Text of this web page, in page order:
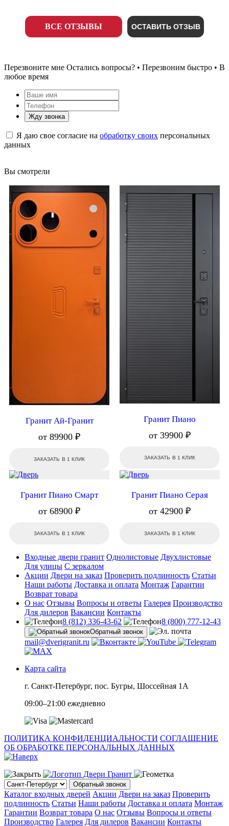
ВСЕ ОТЗЫВЫ ОСТАВИТЬ ОТЗЫВ
Перезвоните мне Остались вопросы? • Перезвоним быстро • В
любое время
Жду звонка
Я даю свое согласие на обработку своих персональных
данных
Вы смотрели
Гранит Ай-Гранит
от 89900 ₽
ЗАКАЗАТЬ В 1 КЛИК
Гранит Пиано
от 39900 ₽
ЗАКАЗАТЬ В 1 КЛИК
Гранит Пиано Смарт
от 68900 ₽
ЗАКАЗАТЬ В 1 КЛИК
Гранит Пиано Серая
от 42900 ₽
ЗАКАЗАТЬ В 1 КЛИК
Входные двери гранит Однолистовые Двухлистовые
Для улицы С зеркалом
Акции Двери на заказ Проверить подлинность Статьи
Наши работы Доставка и оплата Монтаж Гарантии
Возврат товара
О нас Отзывы Вопросы и ответы Галерея Производство
Для дилеров Вакансии Контакты
8 (812) 336-43-62
8 (800) 777-12-43
Обратный звонок
mail@dverigranit.ru
Карта сайта
г. Санкт-Петербург, пос. Бугры, Шоссейная 1А
09:00–21:00 ежедневно
ПОЛИТИКА КОНФИДЕНЦИАЛЬНОСТИ СОГЛАШЕНИЕ
ОБ ОБРАБОТКЕ ПЕРСОНАЛЬНЫХ ДАННЫХ
Обратный звонок
Каталог входных дверей Акции Двери на заказ Проверить
подлинность Статьи Наши работы Доставка и оплата Монтаж
Гарантии Возврат товара О нас Отзывы Вопросы и ответы
Производство Галерея Для дилеров Вакансии Контакты